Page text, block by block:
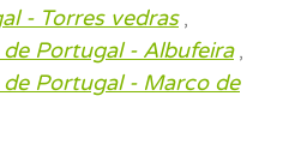
- Torres vedras,
Portugal - Albufeira,
Portugal - Marco de